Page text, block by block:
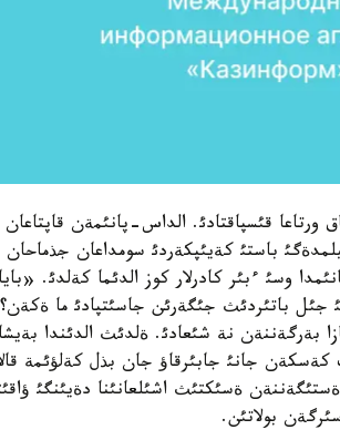
ورتاعا قئسپاقتادئ. الداس-پانئمةن
باستئ كةيئپكةردئ سومداعان جذماحان
وسئ ءبئر كادرلار كوز الدئما كةلدئ.
جئل باتئردئث جئگةرئن جاسئتپادئ ما
بةرگةننةن نة شئعادئ. ةلدئث الدئندا
جانئ جابئرقاؤ جان بذل كةلؤئمة
ةسئكتئث اشئلعانئنا دةيئنگئ
بولاتئن.